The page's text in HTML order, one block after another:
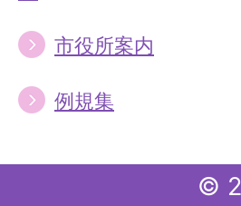
市役所案内
例規集
©